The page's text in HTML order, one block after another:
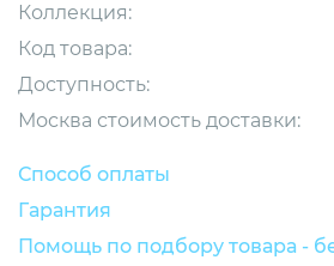
Коллекция:
Код товара:
Доступность:
Москва стоимость доставки:
Способ оплаты
Гарантия
Помощь по подбору товара -